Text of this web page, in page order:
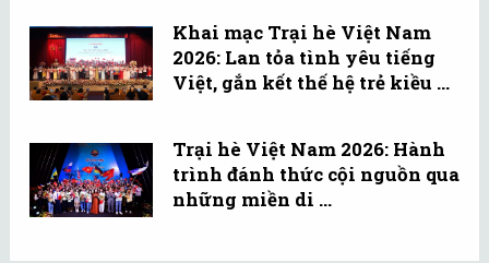
Khai mạc Trại hè Việt Nam
2026: Lan tỏa tình yêu tiếng
Việt, gắn kết thế hệ trẻ kiều ...
Trại hè Việt Nam 2026: Hành
trình đánh thức cội nguồn qua
những miền di ...